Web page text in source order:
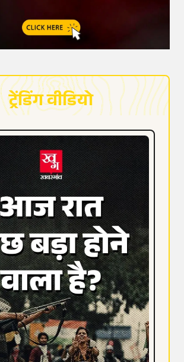
ट्रेंडिंग वीडियो